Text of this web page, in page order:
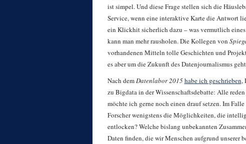
ist simpel. Und diese Frage stellen sich die
Service, wenn eine interaktive Karte die Antwort
ein Klickhit sicherlich dazu – was vermutlich
kann man mehr rausholen. Die Kollegen von
vorhandenen Mitteln tolle Geschichten und
es aber um die Zukunft des Datenjournalismus
Nach dem Datenlabor 2015habe ich geschrieben,
zu Bigdata in der Wissenschaftsdebatte: Alle
möchte ich gerne noch einen drauf setzen. Im
Forscher wenigstens die Möglichkeiten, die
entlocken? Welche bislang unbekannten
Daten finden, die wir Menschen aufgrund unserer